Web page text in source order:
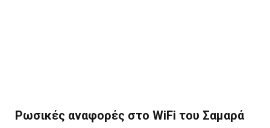
Ρωσικές αναφορές στο WiFi του Σαμαρά